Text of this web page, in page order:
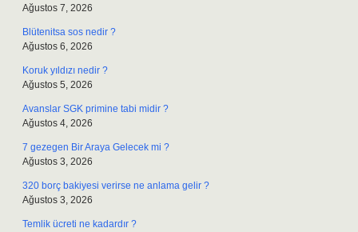
Ağustos 7, 2026
Blütenitsa sos nedir ?
Ağustos 6, 2026
Koruk yıldızı nedir ?
Ağustos 5, 2026
Avanslar SGK primine tabi midir ?
Ağustos 4, 2026
7 gezegen Bir Araya Gelecek mi ?
Ağustos 3, 2026
320 borç bakiyesi verirse ne anlama gelir ?
Ağustos 3, 2026
Temlik ücreti ne kadardır ?